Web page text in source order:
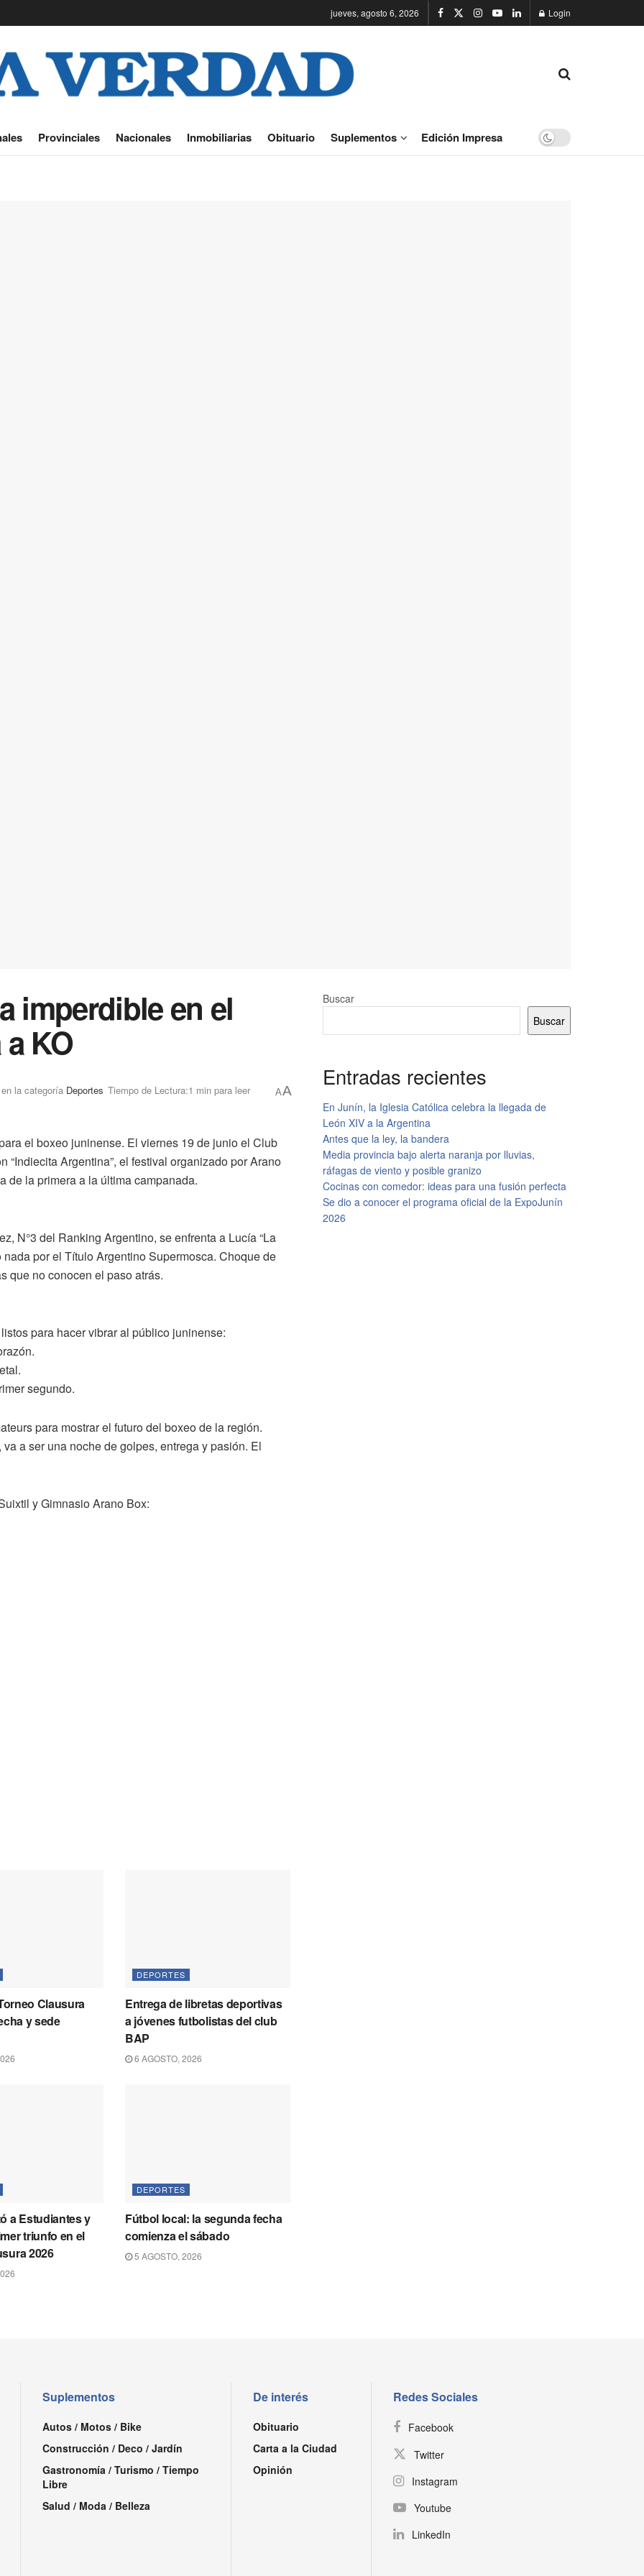
jueves, agosto 6, 2026 Login
Provinciales Nacionales Inmobiliarias Obituario Suplementos Edición Impresa
imperdible en el
KO
en la categoría Deportes Tiempo de Lectura:1 min para leer AA
el boxeo juninense. El viernes 19 de junio el Club
Argentina”, el festival organizado por Arano
de la primera a la última campanada.
N°3 del Ranking Argentino, se enfrenta a Lucía “La
por el Título Argentino Supermosca. Choque de
que no conocen el paso atrás.
para hacer vibrar al público juninense:
segundo.
para mostrar el futuro del boxeo de la región.
a ser una noche de golpes, entrega y pasión. El
y Gimnasio Arano Box:
Clausura
y sede
DEPORTES
Entrega de libretas deportivas
a jóvenes futbolistas del club
BAP
6 AGOSTO, 2026
a Estudiantes y
triunfo en el
2026
DEPORTES
Fútbol local: la segunda fecha
comienza el sábado
5 AGOSTO, 2026
Buscar
Buscar
Entradas recientes
En Junín, la Iglesia Católica celebra la llegada de
León XIV a la Argentina
Antes que la ley, la bandera
Media provincia bajo alerta naranja por lluvias,
ráfagas de viento y posible granizo
Cocinas con comedor: ideas para una fusión perfecta
Se dio a conocer el programa oficial de la ExpoJunín
2026
Suplementos
Autos / Motos / Bike
Construcción / Deco / Jardín
Gastronomía / Turismo / Tiempo
Libre
Salud / Moda / Belleza
De interés
Obituario
Carta a la Ciudad
Opinión
Redes Sociales
Facebook
Twitter
Instagram
Youtube
LinkedIn